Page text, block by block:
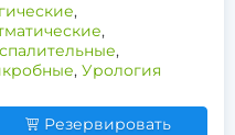
,
,
,
, Урология
Резервировать